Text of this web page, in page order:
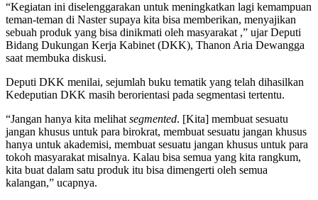
“Kegiatan ini diselenggarakan untuk meningkatkan lagi kemampuan
teman-teman di Naster supaya kita bisa memberikan, menyajikan
sebuah produk yang bisa dinikmati oleh masyarakat ,” ujar Deputi
Bidang Dukungan Kerja Kabinet (DKK), Thanon Aria Dewangga
saat membuka diskusi.
Deputi DKK menilai, sejumlah buku tematik yang telah dihasilkan
Kedeputian DKK masih berorientasi pada segmentasi tertentu.
“Jangan hanya kita melihat segmented. [Kita] membuat sesuatu
jangan khusus untuk para birokrat, membuat sesuatu jangan khusus
hanya untuk akademisi, membuat sesuatu jangan khusus untuk para
tokoh masyarakat misalnya. Kalau bisa semua yang kita rangkum,
kita buat dalam satu produk itu bisa dimengerti oleh semua
kalangan,” ucapnya.